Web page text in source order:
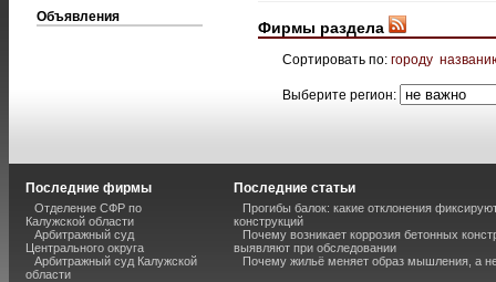
Объявления
Фирмы раздела
Сортировать по: городу
Выберите регион:
Последние фирмы
Отделение СФР по
Калужской области
Арбитражный суд
Центрального округа
Арбитражный суд Калужской
области
Последние статьи
Прогибы балок: какие отклонения
конструкций
Почему возникает коррозия бетонных
выявляют при обследовании
Почему жильё меняет образ мышления, а